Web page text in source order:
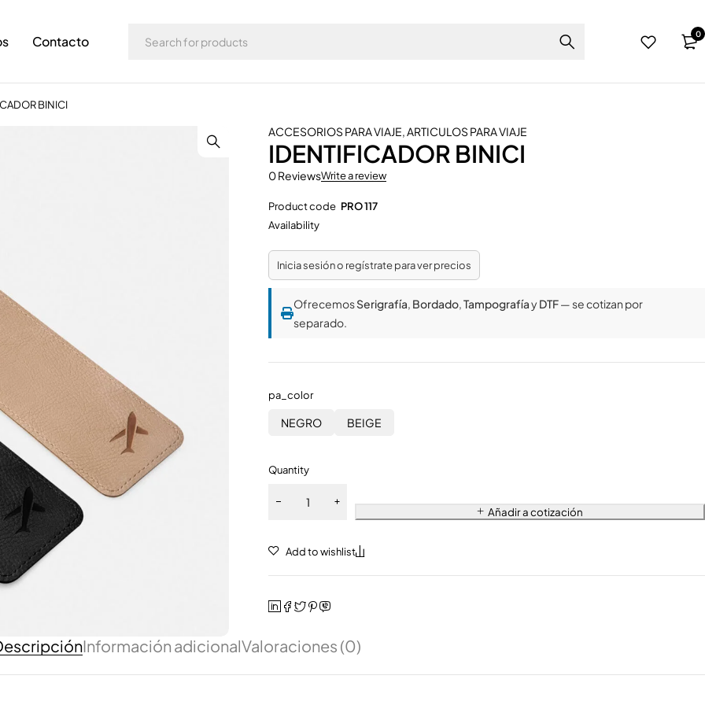
Contacto 0
BINICI
ACCESORIOS PARA VIAJE,ARTICULOS PARA VIAJE
IDENTIFICADOR BINICI
0 ReviewsWrite a review
Product code PRO 117
Availability
Inicia sesión o regístrate para ver precios
OfrecemosSerigrafía, Bordado,TampografíayDTF— se cotizan por
separado.
pa_color
NEGRO BEIGE
Quantity
Añadir a cotización
Información adicionalValoraciones (0)